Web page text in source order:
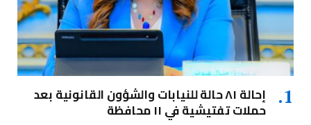
إحالة ٨١ حالة للنيابات والشؤون القانونية بعد
حملات تفتيشية في ١١ محافظة